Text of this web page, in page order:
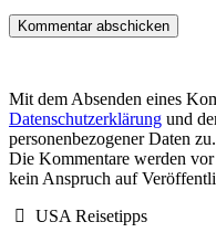
Mit dem Absenden eines
Datenschutzerklärung und
personenbezogener Daten zu.
Die Kommentare werden
kein Anspruch auf
USA Reisetipps